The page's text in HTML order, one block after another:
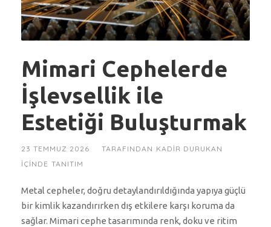
Mimari Cephelerde
İşlevsellik ile
Estetiği Buluşturmak
23 TEMMUZ 2026 TARAFINDAN KADIR DURUKAN
IÇINDE TANITIM
Metal cepheler, doğru detaylandırıldığında yapıya güçlü
bir kimlik kazandırırken dış etkilere karşı koruma da
sağlar. Mimari cephe tasarımında renk, doku ve ritim